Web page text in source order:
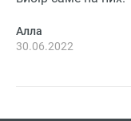
Алла
30.06.2022